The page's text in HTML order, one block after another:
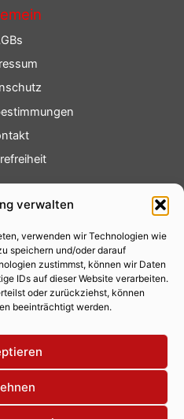
verwalten
verwenden wir Technologien wie
speichern und/oder darauf
zustimmst, können wir Daten
IDs auf dieser Website verarbeiten.
oder zurückziehst, können
beeinträchtigt werden.